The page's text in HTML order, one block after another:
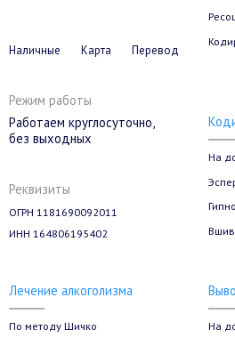
Наличные Карта Перевод
Режим работы
Работаем круглосуточно,
без выходных
Реквизиты
ОГРН 1181690092011
ИНН 164806195402
На
Лечение алкоголизма
По методу Шичко
На